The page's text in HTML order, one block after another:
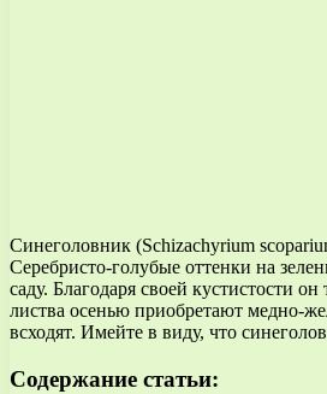
Синеголовник (Schizachyrium
Серебристо-голубые оттенки на
саду. Благодаря своей кустистости
листва осенью приобретают медно-
всходят. Имейте в виду, что
Содержание статьи: